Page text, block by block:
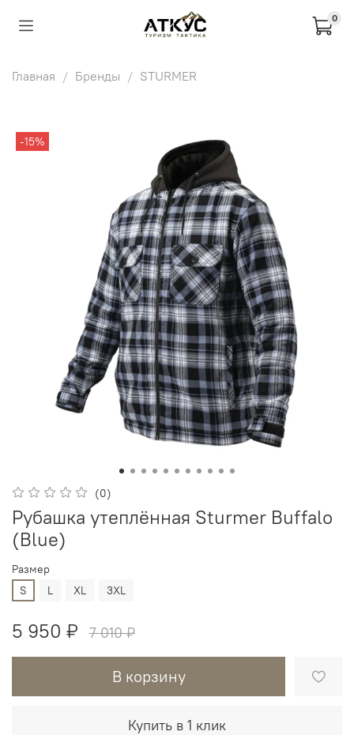
0
Главная Бренды STURMER
-15%
(0)
Рубашка утеплённая Sturmer Buffalo
(Blue)
Размер
S
L XL 3XL
5 950 ₽ 7 010 ₽
В корзину
Купить в 1 клик